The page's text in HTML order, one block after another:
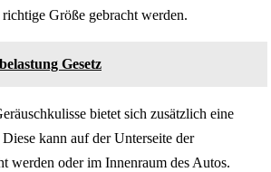
Größe gebracht werden.
Gesetz
bietet sich zusätzlich eine
kann auf der Unterseite der
werden oder im Innenraum des Autos.